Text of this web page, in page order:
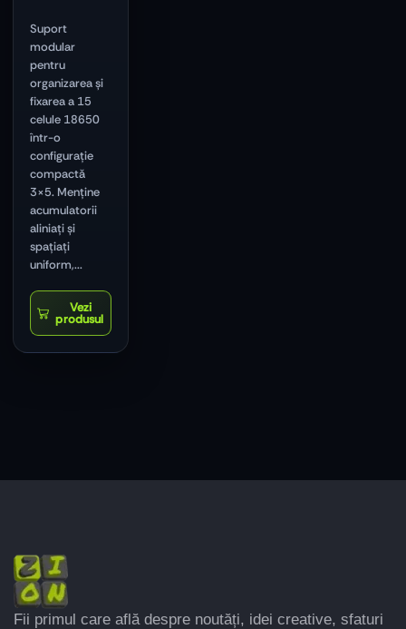
Suport
modular
pentru
organizarea și
fixarea a 15
celule 18650
într-o
configurație
compactă
3×5. Menține
acumulatorii
aliniați și
spațiați
uniform,...
Fii primul care află despre noutăți, idei creative, sfaturi